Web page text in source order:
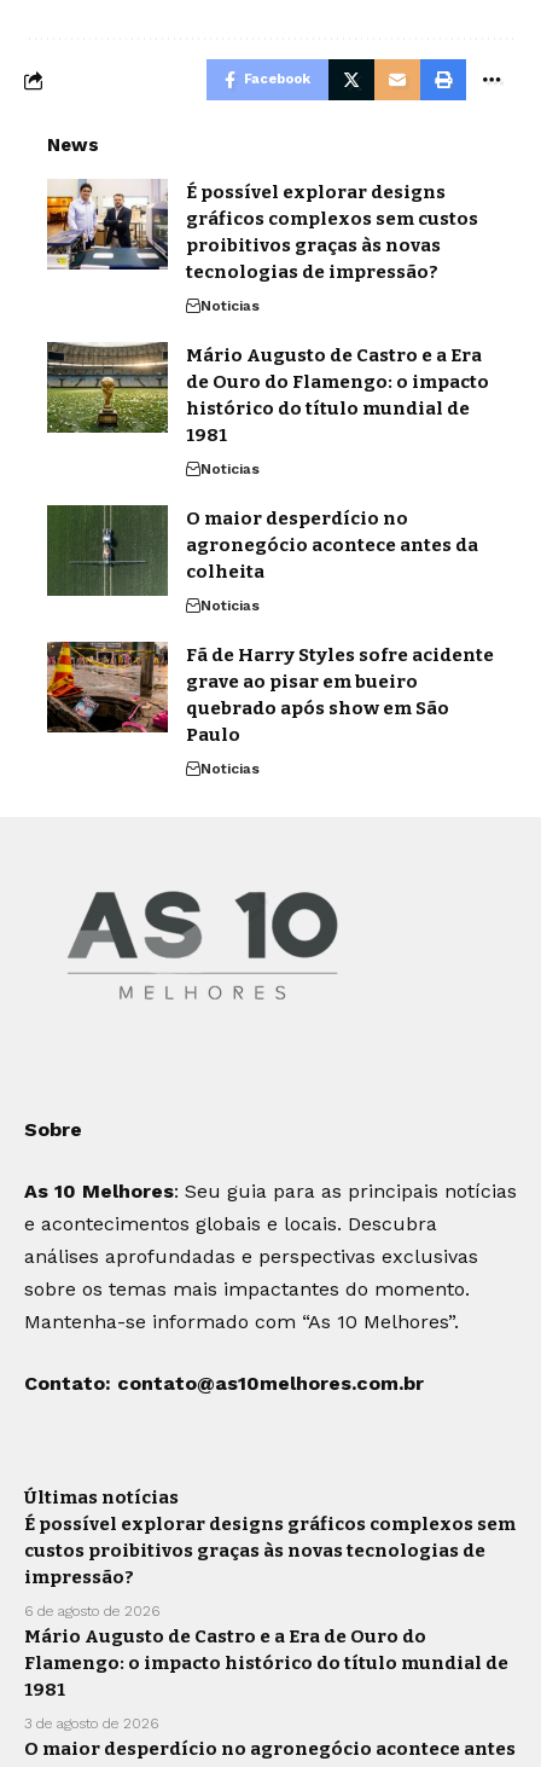
Facebook
News
É possível explorar designs
gráficos complexos sem custos
proibitivos graças às novas
tecnologias de impressão?
Noticias
Mário Augusto de Castro e a Era
de Ouro do Flamengo: o impacto
histórico do título mundial de
1981
Noticias
O maior desperdício no
agronegócio acontece antes da
colheita
Noticias
Fã de Harry Styles sofre acidente
grave ao pisar em bueiro
quebrado após show em São
Paulo
Noticias
Sobre
As 10 Melhores: Seu guia para as principais notícias
e acontecimentos globais e locais. Descubra
análises aprofundadas e perspectivas exclusivas
sobre os temas mais impactantes do momento.
Mantenha-se informado com “As 10 Melhores”.
Contato: contato@as10melhores.com.br
Últimas notícias
É possível explorar designs gráficos complexos sem
custos proibitivos graças às novas tecnologias de
impressão?
6 de agosto de 2026
Mário Augusto de Castro e a Era de Ouro do
Flamengo: o impacto histórico do título mundial de
1981
3 de agosto de 2026
O maior desperdício no agronegócio acontece antes